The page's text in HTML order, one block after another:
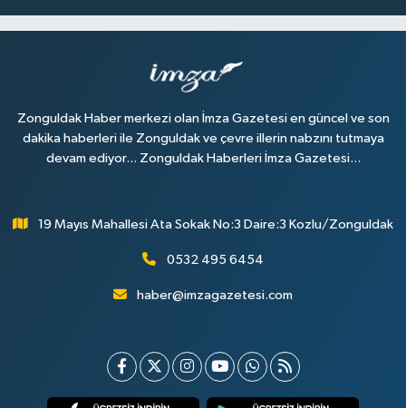
Zonguldak Haber merkezi olan İmza Gazetesi en güncel ve son
dakika haberleri ile Zonguldak ve çevre illerin nabzını tutmaya
devam ediyor... Zonguldak Haberleri İmza Gazetesi...
19 Mayıs Mahallesi Ata Sokak No:3 Daire:3 Kozlu/Zonguldak
0532 495 6454
haber@imzagazetesi.com